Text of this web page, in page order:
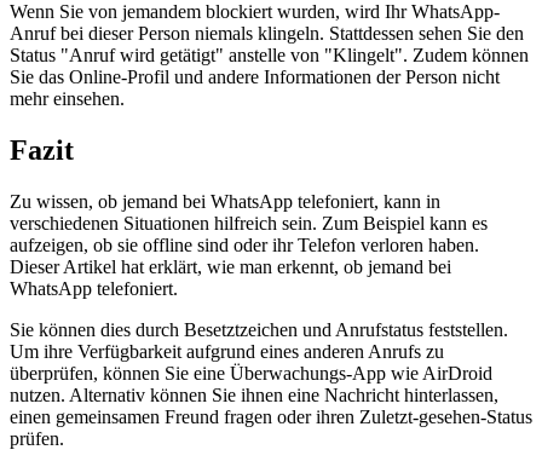
Wenn Sie von jemandem blockiert wurden, wird Ihr WhatsApp-
Anruf bei dieser Person niemals klingeln. Stattdessen sehen Sie den
Status "Anruf wird getätigt" anstelle von "Klingelt". Zudem können
Sie das Online-Profil und andere Informationen der Person nicht
mehr einsehen.
Fazit
Zu wissen, ob jemand bei WhatsApp telefoniert, kann in
verschiedenen Situationen hilfreich sein. Zum Beispiel kann es
aufzeigen, ob sie offline sind oder ihr Telefon verloren haben.
Dieser Artikel hat erklärt, wie man erkennt, ob jemand bei
WhatsApp telefoniert.
Sie können dies durch Besetztzeichen und Anrufstatus feststellen.
Um ihre Verfügbarkeit aufgrund eines anderen Anrufs zu
überprüfen, können Sie eine Überwachungs-App wie AirDroid
nutzen. Alternativ können Sie ihnen eine Nachricht hinterlassen,
einen gemeinsamen Freund fragen oder ihren Zuletzt-gesehen-Status
prüfen.